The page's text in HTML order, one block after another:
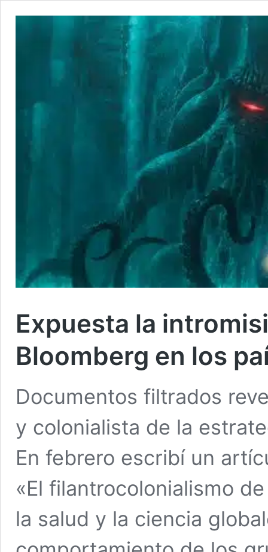
Expuesta la
Bloomberg en los
Documentos filtrados
y colonialista de la
En febrero escribí un
«El filantrocolonialismo
la salud y la ciencia